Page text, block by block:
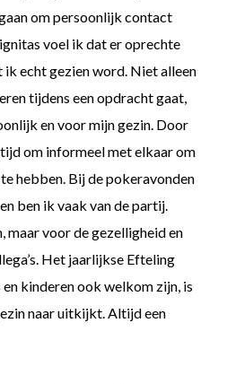
om persoonlijk contact
voel ik dat er oprechte
ik echt gezien word. Niet alleen
tijdens een opdracht gaat,
en voor mijn gezin. Door
om informeel met elkaar om
hebben. Bij de pokeravonden
ben ik vaak van de partij.
maar voor de gezelligheid en
Het jaarlijkse Efteling
kinderen ook welkom zijn, is
naar uitkijkt. Altijd een